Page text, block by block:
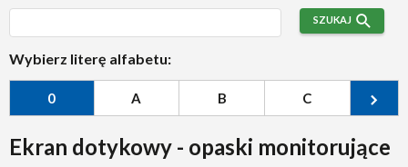
SZUKAJ
Wybierz literę alfabetu:
0 A B C
Ekran dotykowy - opaski monitorujące